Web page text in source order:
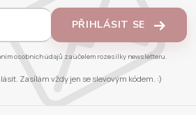
PŘIHLÁSIT SE
osobních údajů za účelem rozesílky newsletteru.
Zasílám vždy jen se slevovým kódem. :)